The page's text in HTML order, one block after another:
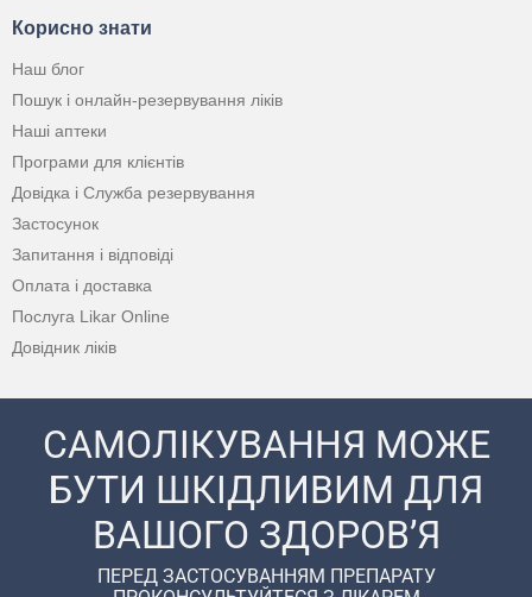
Корисно знати
Наш блог
Пошук і онлайн-резервування ліків
Наші аптеки
Програми для клієнтів
Довідка і Служба резервування
Застосунок
Запитання і відповіді
Оплата і доставка
Послуга Likar Online
Довідник ліків
САМОЛІКУВАННЯ МОЖЕ
БУТИ ШКІДЛИВИМ ДЛЯ
ВАШОГО ЗДОРОВ’Я
ПЕРЕД ЗАСТОСУВАННЯМ ПРЕПАРАТУ